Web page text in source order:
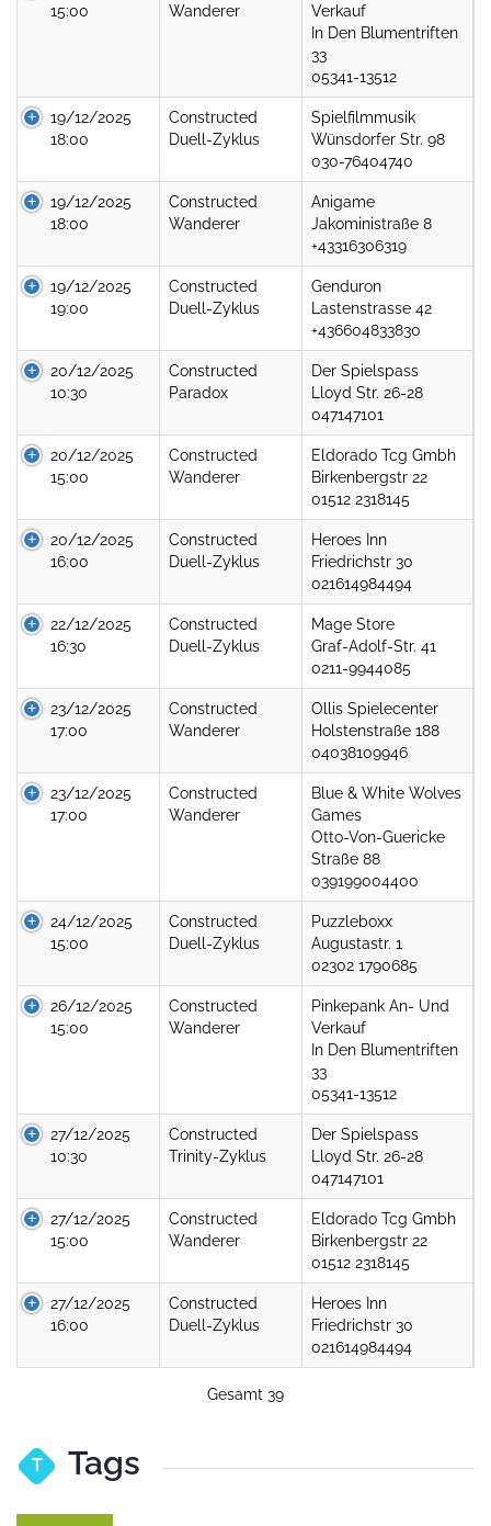
15:00
Wanderer
Verkauf
In Den Blumentriften
33
05341-13512
19/12/2025
18:00
Constructed
Duell-Zyklus
Spielfilmmusik
Wünsdorfer Str. 98
030-76404740
19/12/2025
18:00
Constructed
Wanderer
Anigame
Jakoministraße 8
+43316306319
19/12/2025
19:00
Constructed
Duell-Zyklus
Genduron
Lastenstrasse 42
+436604833830
20/12/2025
10:30
Constructed
Paradox
Der Spielspass
Lloyd Str. 26-28
047147101
20/12/2025
15:00
Constructed
Wanderer
Eldorado Tcg Gmbh
Birkenbergstr 22
01512 2318145
20/12/2025
16:00
Constructed
Duell-Zyklus
Heroes Inn
Friedrichstr 30
021614984494
22/12/2025
16:30
Constructed
Duell-Zyklus
Mage Store
Graf-Adolf-Str. 41
0211-9944085
23/12/2025
17:00
Constructed
Wanderer
Ollis Spielecenter
Holstenstraße 188
04038109946
23/12/2025
17:00
Constructed
Wanderer
Blue & White Wolves
Games
Otto-Von-Guericke
Straße 88
039199004400
24/12/2025
15:00
Constructed
Duell-Zyklus
Puzzleboxx
Augustastr. 1
02302 1790685
26/12/2025
15:00
Constructed
Wanderer
Pinkepank An- Und
Verkauf
In Den Blumentriften
33
05341-13512
27/12/2025
10:30
Constructed
Trinity-Zyklus
Der Spielspass
Lloyd Str. 26-28
047147101
27/12/2025
15:00
Constructed
Wanderer
Eldorado Tcg Gmbh
Birkenbergstr 22
01512 2318145
27/12/2025
16:00
Constructed
Duell-Zyklus
Heroes Inn
Friedrichstr 30
021614984494
Gesamt 39
T Tags